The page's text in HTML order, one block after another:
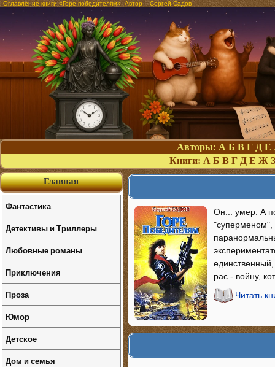
Оглавление книги «Горе победителям». Автор – Сергей Садов
Авторы: А Б В Г Д Е
Книги: А Б В Г Д Е Ж З
Он... умер. А
единственный,
рас - войну,
Читать
Главная
Фантастика
Детективы и Триллеры
Любовные романы
Приключения
Проза
Юмор
Детское
Дом и семья